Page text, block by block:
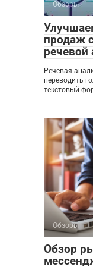
Обзоры
продаж
речевой
Речевая
переводить
текстовый
Обзоры
Обзор